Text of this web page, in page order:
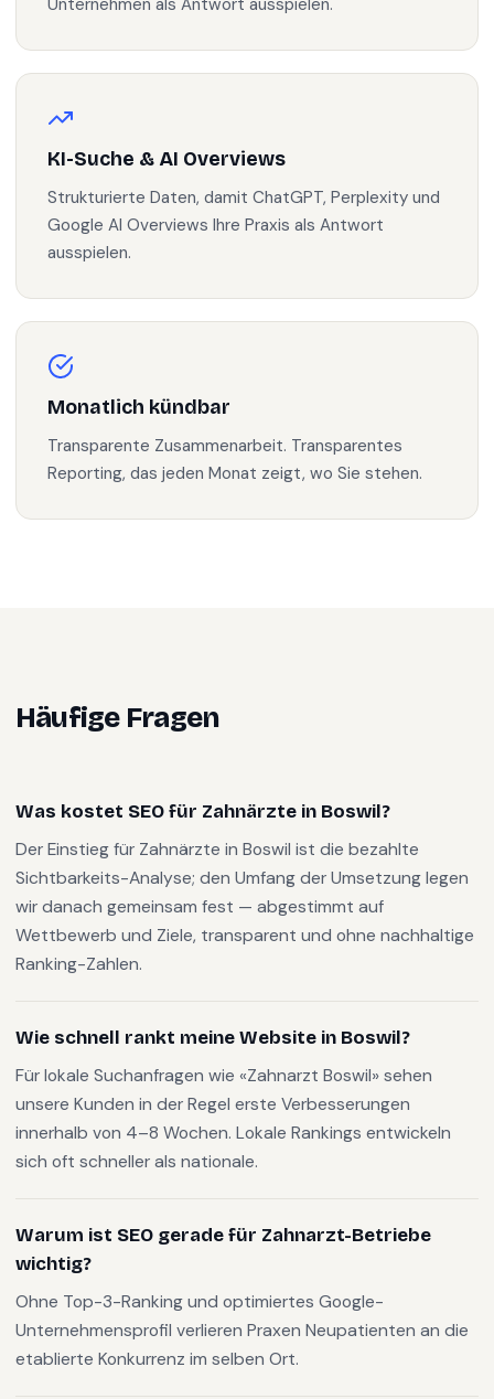
Unternehmen als Antwort ausspielen.
KI-Suche & AI Overviews
Strukturierte Daten, damit ChatGPT, Perplexity und
Google AI Overviews Ihre Praxis als Antwort
ausspielen.
Monatlich kündbar
Transparente Zusammenarbeit. Transparentes
Reporting, das jeden Monat zeigt, wo Sie stehen.
Häufige Fragen
Was kostet SEO für Zahnärzte in Boswil?
Der Einstieg für Zahnärzte in Boswil ist die bezahlte
Sichtbarkeits-Analyse; den Umfang der Umsetzung legen
wir danach gemeinsam fest — abgestimmt auf
Wettbewerb und Ziele, transparent und ohne nachhaltige
Ranking-Zahlen.
Wie schnell rankt meine Website in Boswil?
Für lokale Suchanfragen wie «Zahnarzt Boswil» sehen
unsere Kunden in der Regel erste Verbesserungen
innerhalb von 4–8 Wochen. Lokale Rankings entwickeln
sich oft schneller als nationale.
Warum ist SEO gerade für Zahnarzt-Betriebe
wichtig?
Ohne Top-3-Ranking und optimiertes Google-
Unternehmensprofil verlieren Praxen Neupatienten an die
etablierte Konkurrenz im selben Ort.